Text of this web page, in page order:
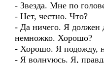
- Звезда. Мне по
- Нет, честно. Что?
- Да ничего. Я должен
немножко. Хорошо?
- Хорошо. Я подожду,
- Я волнуюсь. Я,